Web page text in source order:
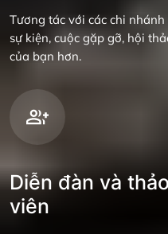
Tương tác với các chi
sự kiện, cuộc gặp gỡ, hội
của bạn hơn.
Diễn đàn và
viên